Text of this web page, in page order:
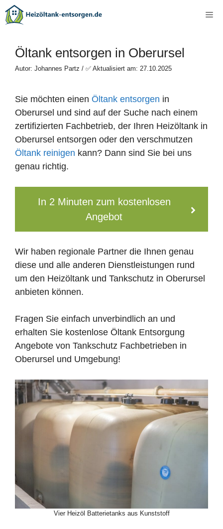
Zum
Inhalt
Öltank entsorgen in Oberursel
Autor: Johannes Partz / ✅ Aktualisiert am: 27.10.2025
Sie möchten einen Öltank entsorgen in
Oberursel und sind auf der Suche nach einem
zertifizierten Fachbetrieb, der Ihren Heizöltank in
Oberursel entsorgen oder den verschmutzen
Öltank reinigen kann? Dann sind Sie bei uns
genau richtig.
In 2 Minuten zum kostenlosen
Angebot
Wir haben regionale Partner die Ihnen genau
diese und alle anderen Dienstleistungen rund
um den Heizöltank und Tankschutz in Oberursel
anbieten können.
Fragen Sie einfach unverbindlich an und
erhalten Sie kostenlose Öltank Entsorgung
Angebote von Tankschutz Fachbetrieben in
Oberursel und Umgebung!
Vier Heizöl Batterietanks aus Kunststoff